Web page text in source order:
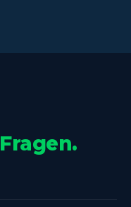
Fragen.